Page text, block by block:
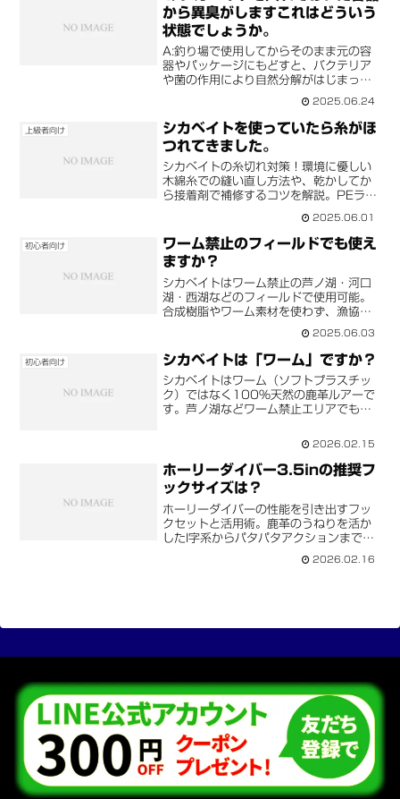
YouTube動画での実演も公開中。
から異臭がしますこれはどういう
状態でしょうか。
A:釣り場で使用してからそのまま元の容
器やパッケージにもどすと、バクテリア
や菌の作用により自然分解がはじまって
ったら、水洗いをして保存液につける、
もしくは平たい場所において乾かしてく
ださい。
2025.06.24
上級者向け
シカベイトを使っていたら糸がほ
つれてきました。
シカベイトの糸切れ対策！環境に優しい
木綿糸での縫い直し方法や、乾かしてか
ら接着剤で補修するコツを解説。PEライ
がらルアーを長持ちさせる方法をお届
け。
2025.06.01
初心者向け
ワーム禁止のフィールドでも使え
ますか？
シカベイトはワーム禁止の芦ノ湖・河口
湖・西湖などのフィールドで使用可能。
合成樹脂やワーム素材を使わず、漁協か
2025.06.03
初心者向け シカベイトは「ワーム」ですか？
シカベイトはワーム（ソフトプラスチッ
ク）ではなく100%天然の鹿革ルアーで
す。芦ノ湖などワーム禁止エリアでも使
2026.02.15
ホーリーダイバー3.5inの推奨フ
ックサイズは？
ホーリーダイバーの性能を引き出すフッ
クセットと活用術。鹿革のうねりを活か
したI字系からパタパタアクションまで、
2026.02.16